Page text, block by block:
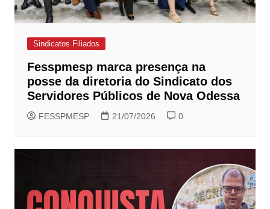
Sindicatos Filiados
Fesspmesp marca presença na
posse da diretoria do Sindicato dos
Servidores Públicos de Nova Odessa
FESSPMESP 21/07/2026 0